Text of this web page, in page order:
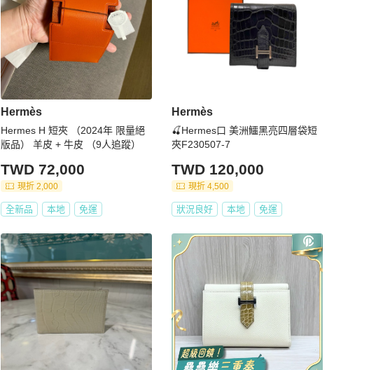
Hermès
Hermes H 短夾 （2024年 限量絕
版品） 羊皮 + 牛皮 （9人追蹤）
TWD 72,000
現折 2,000
全新品 本地 免運
Hermès
🍒Hermes口 美洲鱷黑亮四層袋短
夾F230507-7
TWD 120,000
現折 4,500
狀況良好 本地 免運